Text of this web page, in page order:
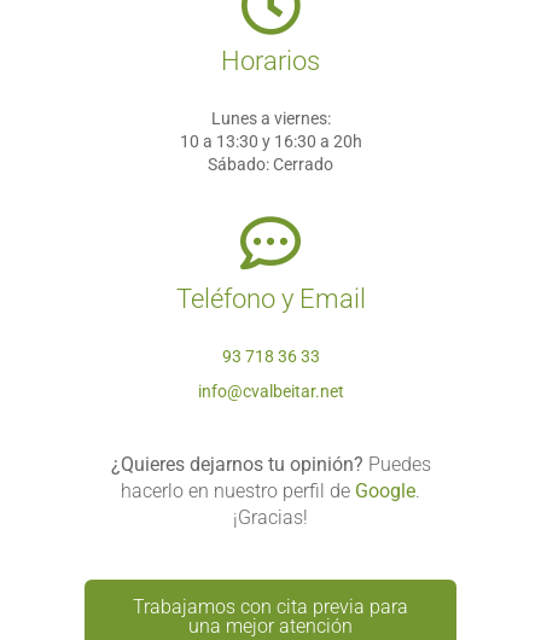
Horarios
Lunes a viernes:
10 a 13:30 y 16:30 a 20h
Sábado:Cerrado
Teléfono y Email
93 718 36 33
info@cvalbeitar.net
¿Quieres dejarnos tu opinión? Puedes
hacerlo en nuestro perfil de Google.
¡Gracias!
Trabajamos con cita previa para
una mejor atención